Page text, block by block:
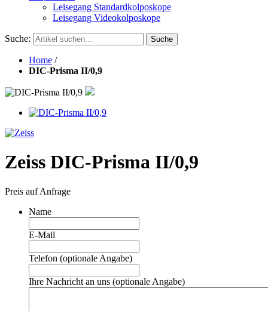
Leisegang Standardkolposkope
Leisegang Videokolposkope
Suche: Suche
Home /
DIC-Prisma II/0,9
Zeiss DIC-Prisma II/0,9
Preis auf Anfrage
Name
E-Mail
Telefon (optionale Angabe)
Ihre Nachricht an uns (optionale Angabe)